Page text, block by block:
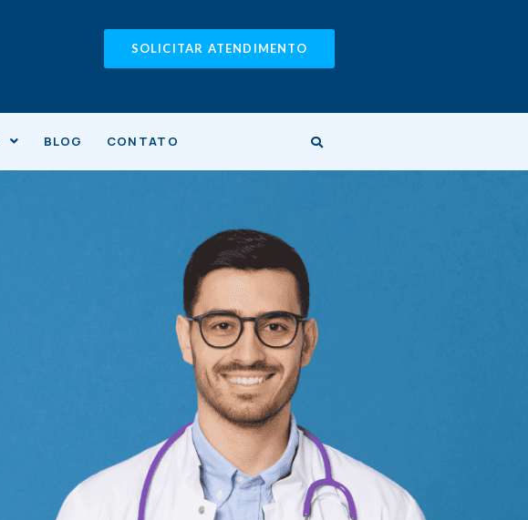
SOLICITAR ATENDIMENTO
BLOG CONTATO